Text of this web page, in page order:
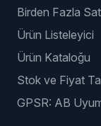
Birden Fazla
Ürün Listeleyici
Ürün Kataloğu
Stok ve Fiyat
GPSR: AB